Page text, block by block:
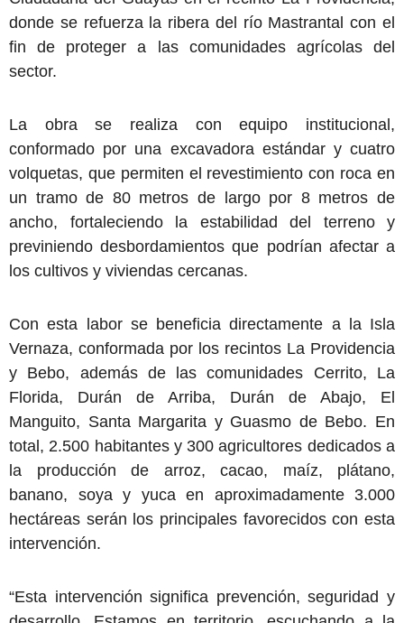
donde se refuerza la ribera del río Mastrantal con el
fin de proteger a las comunidades agrícolas del
sector.
La obra se realiza con equipo institucional,
conformado por una excavadora estándar y cuatro
volquetas, que permiten el revestimiento con roca en
un tramo de 80 metros de largo por 8 metros de
ancho, fortaleciendo la estabilidad del terreno y
previniendo desbordamientos que podrían afectar a
los cultivos y viviendas cercanas.
Con esta labor se beneficia directamente a la Isla
Vernaza, conformada por los recintos La Providencia
y Bebo, además de las comunidades Cerrito, La
Florida, Durán de Arriba, Durán de Abajo, El
Manguito, Santa Margarita y Guasmo de Bebo. En
total, 2.500 habitantes y 300 agricultores dedicados a
la producción de arroz, cacao, maíz, plátano,
banano, soya y yuca en aproximadamente 3.000
hectáreas serán los principales favorecidos con esta
intervención.
“Esta intervención significa prevención, seguridad y